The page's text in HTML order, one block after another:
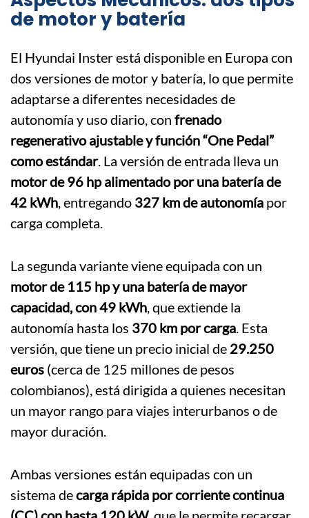
de motor y batería
El Hyundai Inster está disponible en Europa con
dos versiones de motor y batería, lo que permite
adaptarse a diferentes necesidades de
autonomía y uso diario, con frenado
regenerativo ajustable y función “One Pedal”
como estándar. La versión de entrada lleva un
motor de 96 hp alimentado por una batería de
42 kWh, entregando 327 km de autonomía por
carga completa.
La segunda variante viene equipada con un
motor de 115 hp y una batería de mayor
capacidad, con 49 kWh, que extiende la
autonomía hasta los 370 km por carga. Esta
versión, que tiene un precio inicial de 29.250
euros (cerca de 125 millones de pesos
colombianos), está dirigida a quienes necesitan
un mayor rango para viajes interurbanos o de
mayor duración.
Ambas versiones están equipadas con un
sistema decarga rápida por corriente continua